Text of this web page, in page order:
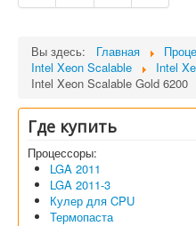
Вы здесь: Главная
Intel Xeon Scalable
Intel
Intel Xeon Scalable Gold 6200
Где купить
Процессоры:
LGA 2011
LGA 2011-3
Кулер для CPU
Термопаста